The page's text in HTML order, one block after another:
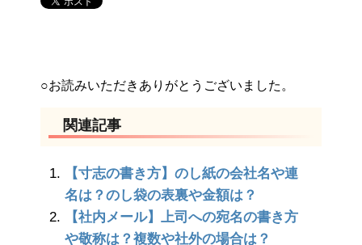
○お読みいただきありがとうございました。
関連記事
【寸志の書き方】のし紙の会社名や連
名は？のし袋の表裏や金額は？
【社内メール】上司への宛名の書き方
や敬称は？複数や社外の場合は？